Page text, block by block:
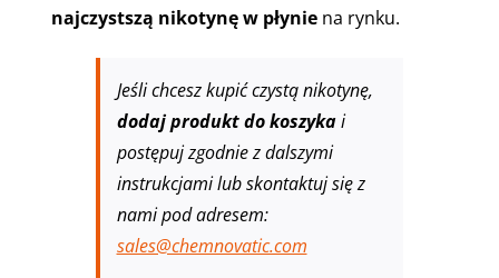
najczystszą nikotynę w płyniena rynku.
Jeśli chcesz kupić czystą nikotynę,
dodaj produkt do koszykai
postępuj zgodnie z dalszymi
instrukcjami lub skontaktuj się z
nami pod adresem:
sales@chemnovatic.com